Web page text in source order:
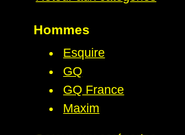
Hommes
Esquire
GQ
GQ France
Maxim